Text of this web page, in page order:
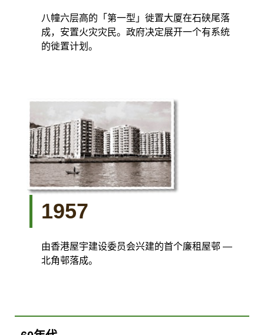
八幢六层高的「第一型」徙置大厦在石硖尾落
成，安置火灾灾民。政府决定展开一个有系统
的徙置计划。
1957
由香港屋宇建设委员会兴建的首个廉租屋邨 —
北角邨落成。